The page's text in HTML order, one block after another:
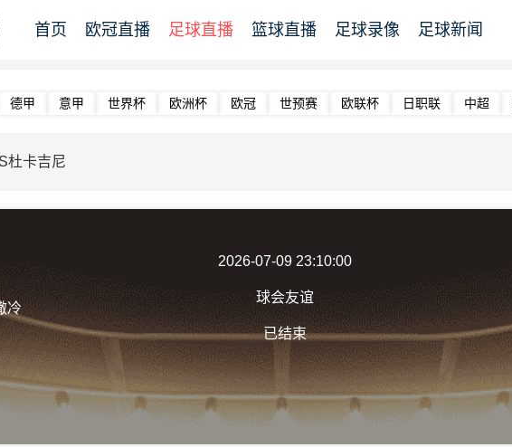
首页 欧冠直播 足球直播 篮球直播 足球录像 足球新闻
德甲 意甲 世界杯 欧洲杯 欧冠 世预赛 欧联杯 日职联 中超
杜卡吉尼
冷
2026-07-09 23:10:00
球会友谊
已结束